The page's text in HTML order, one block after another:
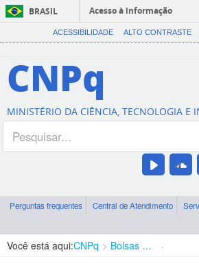
BRASIL
Acesso à informação
ACESSIBILIDADE ALTO CONTRASTE
CNPq
MINISTÉRIO DA CIÊNCIA, TECNOLOGIA E
Perguntas frequentes Central de Atendimento
Você está aqui:CNPq Bolsas e Auxílios Vigentes